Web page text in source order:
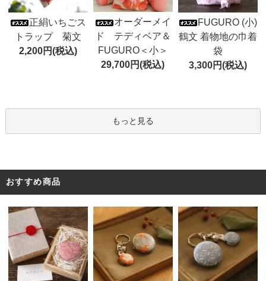
正絹いちごス
トラップ 菊文
2,200円(税込)
オーダーメイ
ド テディベア＆
FUGURO＜小＞
29,700円(税込)
FUGURO (小)
鶴文 着物地の巾着
袋
3,300円(税込)
もっと見る
おすすめ商品